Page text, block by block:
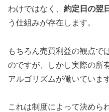
わけではなく、 約定日の翌
う仕組みが存在します。
もちろん売買利益の観点で
のですが、しかし実際の所
アルゴリズムが働いています
これは制度によって決めら